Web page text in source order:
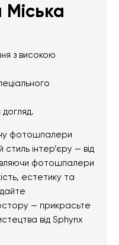
з високою
догляд.
фотошпалери
інтер’єру — від
фотошпалери
естетику та
— прикрасьте
від Sphynx